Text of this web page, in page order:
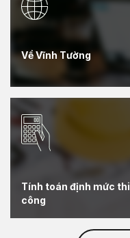
Về Vĩnh Tường
Tính toán định mức thi
công